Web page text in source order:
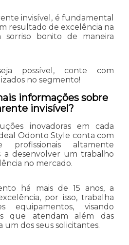
invisível, é fundamental
resultado de excelência na
bonito de maneira
possível, conte com
no segmento!
informações sobre
invisível?
inovadoras em cada
Odonto Style conta com
altamente
a desenvolver um trabalho
no mercado.
há mais de 15 anos, a
por isso, trabalha
equipamentos, visando
que atendam além das
um dos seus solicitantes.